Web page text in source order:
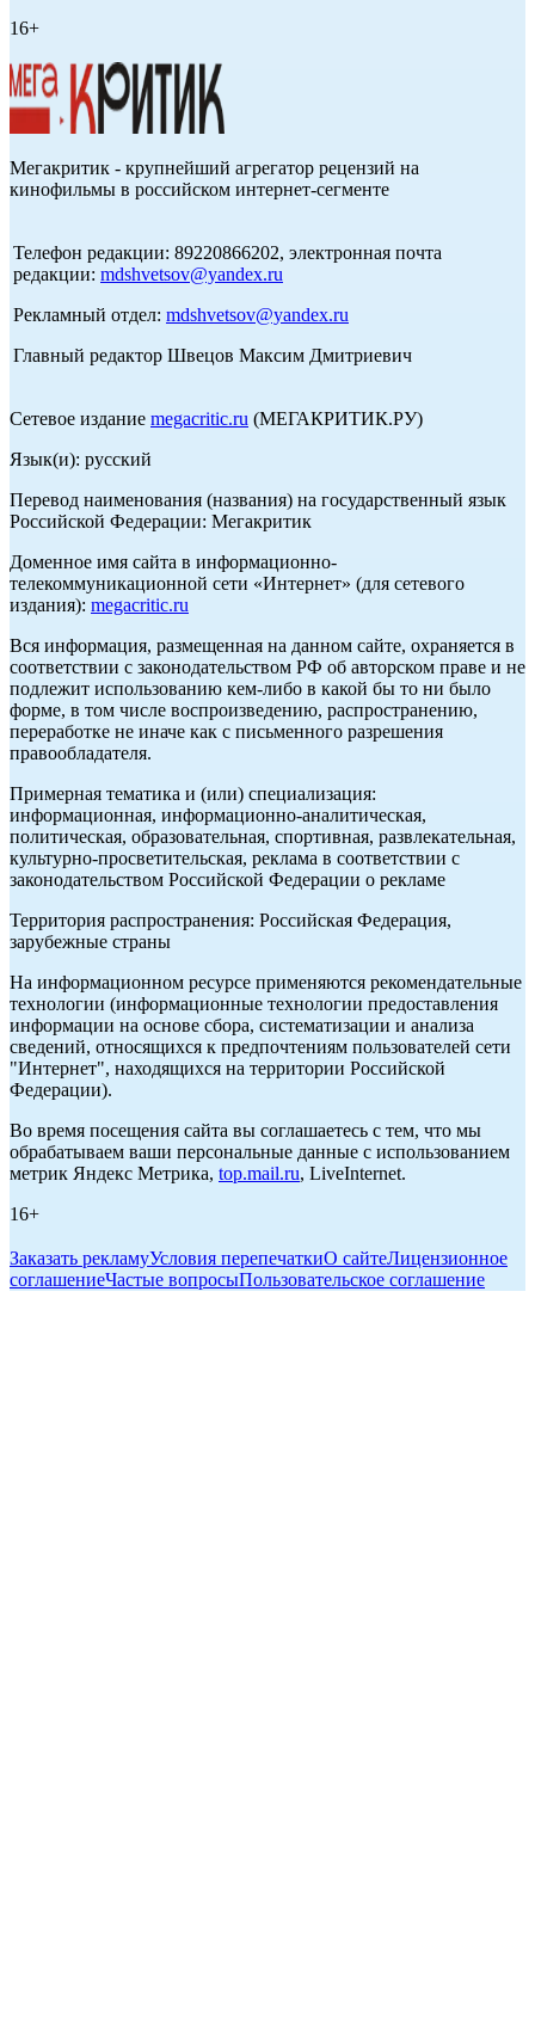
16+
Мегакритик - крупнейший агрегатор рецензий на
кинофильмы в российском интернет-сегменте
Телефон редакции: 89220866202, электронная почта
редакции: mdshvetsov@yandex.ru
Рекламный отдел: mdshvetsov@yandex.ru
Главный редактор Швецов Максим Дмитриевич
Сетевое издание megacritic.ru (МЕГАКРИТИК.РУ)
Язык(и): русский
Перевод наименования (названия) на государственный язык
Российской Федерации: Мегакритик
Доменное имя сайта в информационно-
телекоммуникационной сети «Интернет» (для сетевого
издания): megacritic.ru
Вся информация, размещенная на данном сайте, охраняется в
соответствии с законодательством РФ об авторском праве и не
подлежит использованию кем-либо в какой бы то ни было
форме, в том числе воспроизведению, распространению,
переработке не иначе как с письменного разрешения
правообладателя.
Примерная тематика и (или) специализация:
информационная, информационно-аналитическая,
политическая, образовательная, спортивная, развлекательная,
культурно-просветительская, реклама в соответствии с
законодательством Российской Федерации о рекламе
Территория распространения: Российская Федерация,
зарубежные страны
На информационном ресурсе применяются рекомендательные
технологии (информационные технологии предоставления
информации на основе сбора, систематизации и анализа
сведений, относящихся к предпочтениям пользователей сети
"Интернет", находящихся на территории Российской
Федерации).
Во время посещения сайта вы соглашаетесь с тем, что мы
обрабатываем ваши персональные данные с использованием
метрик Яндекс Метрика, top.mail.ru, LiveInternet.
16+
Заказать рекламуУсловия перепечаткиО сайтеЛицензионное
соглашениеЧастые вопросыПользовательское соглашение